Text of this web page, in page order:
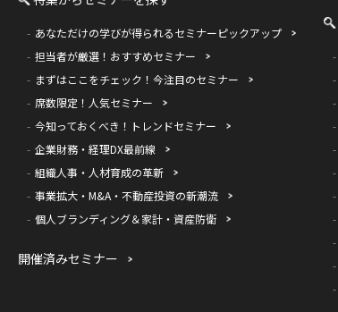
あなただけの学びが得られるセミナーピックアップ
担当者が厳選！おすすめセミナー
まずはここをチェック！今注目のセミナー
席数限定！人気セミナー
今知っておくべき！トレンドセミナー
企業財務・経理DX最前線
組織人事・人材育成の革新
事業拡大・M&A・不動産投資の新潮流
個人ブランディング＆家計・資産防衛
開催済みセミナー